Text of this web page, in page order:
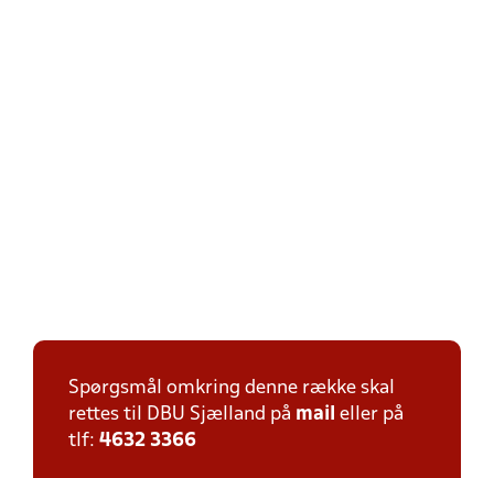
Spørgsmål omkring denne række skal
rettes til DBU Sjælland på mail eller på
tlf: 4632 3366